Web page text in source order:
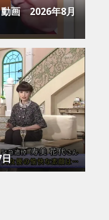
動画 2026年8月